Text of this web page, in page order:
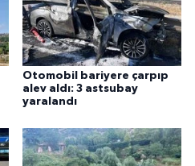
Otomobil bariyere çarpıp
alev aldı: 3 astsubay
yaralandı